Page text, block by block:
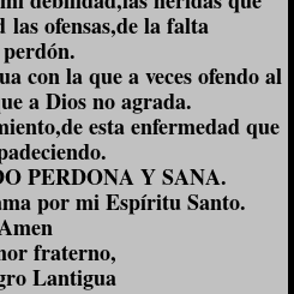
las ofensas,de la falta
con la que a veces ofendo al
a Dios no agrada.
esta enfermedad que
PERDONA Y SANA.
por mi Espíritu Santo.
fraterno,
Lantigua